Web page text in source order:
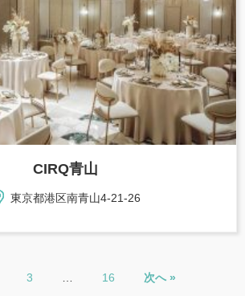
CIRQ青山
東京都港区南青山4-21-26
3 16 次へ »